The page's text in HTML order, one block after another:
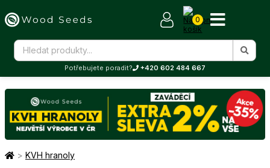
0
Potřebujete poradit? +420 602 484 667
> KVH hranoly